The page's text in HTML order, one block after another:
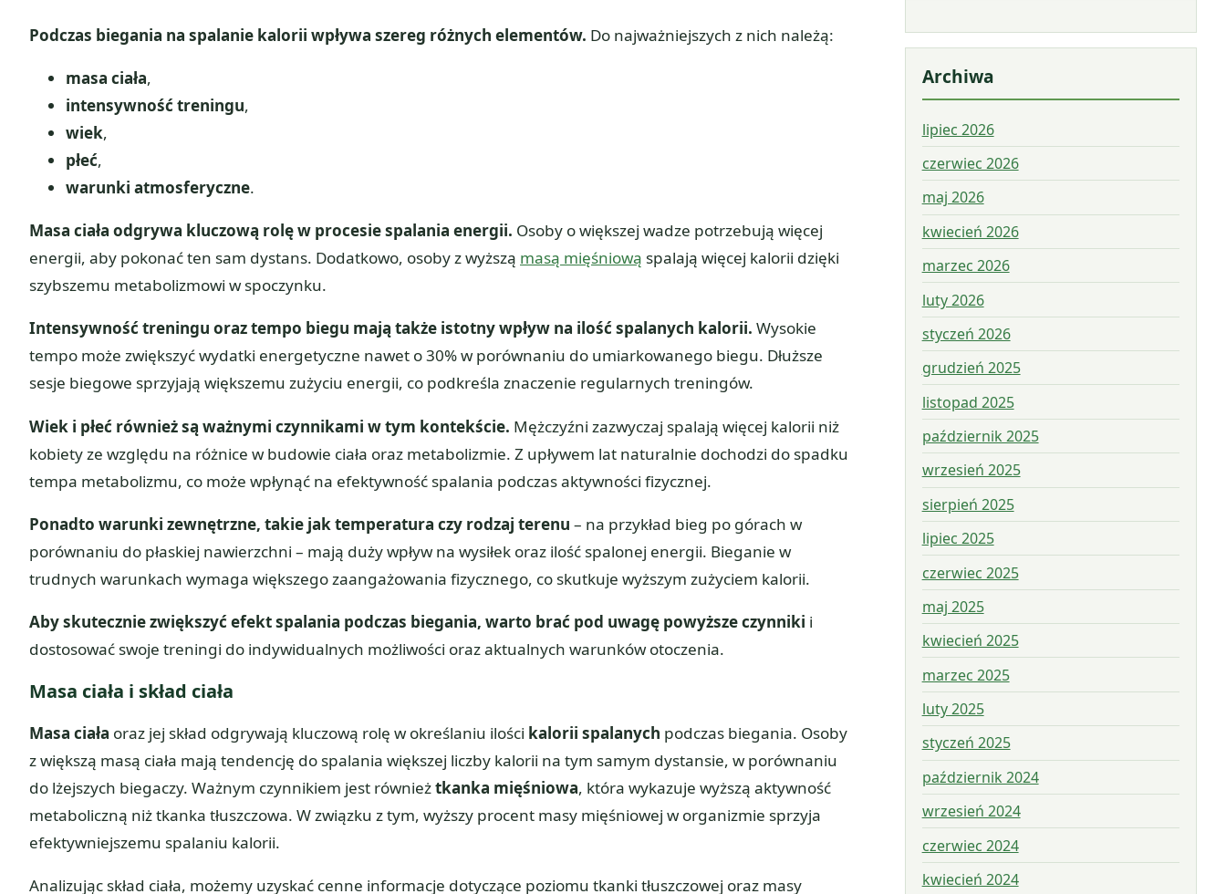
Podczas biegania na spalanie kalorii wpływa szereg różnych elementów. Do najważniejszych z nich należą:
masa ciała,
intensywność treningu,
wiek,
płeć,
warunki atmosferyczne.
Masa ciała odgrywa kluczową rolę w procesie spalania energii. Osoby o większej wadze potrzebują więcej
energii, aby pokonać ten sam dystans. Dodatkowo, osoby z wyższą masą mięśniową spalają więcej kalorii dzięki
szybszemu metabolizmowi w spoczynku.
Intensywność treningu oraz tempo biegu mają także istotny wpływ na ilość spalanych kalorii. Wysokie
tempo może zwiększyć wydatki energetyczne nawet o 30% w porównaniu do umiarkowanego biegu. Dłuższe
sesje biegowe sprzyjają większemu zużyciu energii, co podkreśla znaczenie regularnych treningów.
Wiek i płeć również są ważnymi czynnikami w tym kontekście. Mężczyźni zazwyczaj spalają więcej kalorii niż
kobiety ze względu na różnice w budowie ciała oraz metabolizmie. Z upływem lat naturalnie dochodzi do spadku
tempa metabolizmu, co może wpłynąć na efektywność spalania podczas aktywności fizycznej.
Ponadto warunki zewnętrzne, takie jak temperatura czy rodzaj terenu – na przykład bieg po górach w
porównaniu do płaskiej nawierzchni – mają duży wpływ na wysiłek oraz ilość spalonej energii. Bieganie w
trudnych warunkach wymaga większego zaangażowania fizycznego, co skutkuje wyższym zużyciem kalorii.
Aby skutecznie zwiększyć efekt spalania podczas biegania, warto brać pod uwagę powyższe czynniki i
dostosować swoje treningi do indywidualnych możliwości oraz aktualnych warunków otoczenia.
Masa ciała i skład ciała
Masa ciała oraz jej skład odgrywają kluczową rolę w określaniu ilości kalorii spalanych podczas biegania. Osoby
z większą masą ciała mają tendencję do spalania większej liczby kalorii na tym samym dystansie, w porównaniu
do lżejszych biegaczy. Ważnym czynnikiem jest równieżtkanka mięśniowa, która wykazuje wyższą aktywność
metaboliczną niż tkanka tłuszczowa. W związku z tym, wyższy procent masy mięśniowej w organizmie sprzyja
efektywniejszemu spalaniu kalorii.
Analizując skład ciała, możemy uzyskać cenne informacje dotyczące poziomu tkanki tłuszczowej oraz masy
Archiwa
lipiec 2026
czerwiec 2026
maj 2026
kwiecień 2026
marzec 2026
luty 2026
styczeń 2026
grudzień 2025
listopad 2025
październik 2025
wrzesień 2025
sierpień 2025
lipiec 2025
czerwiec 2025
maj 2025
kwiecień 2025
marzec 2025
luty 2025
styczeń 2025
październik 2024
wrzesień 2024
czerwiec 2024
kwiecień 2024